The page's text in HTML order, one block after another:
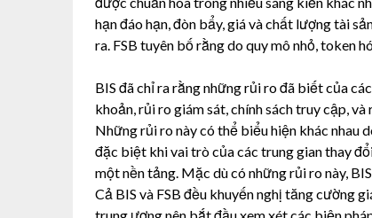
hạn đáo hạn, đòn bẩy, giá và chất lượng tài
ra. FSB tuyên bố rằng do quy mô nhỏ, token
BIS đã chỉ ra rằng những rủi ro đã biết của
khoản, rủi ro giám sát, chính sách truy cập,
Những rủi ro này có thể biểu hiện khác nhau
đặc biệt khi vai trò của các trung gian thay
một nền tảng. Mặc dù có những rủi ro này,
Cả BIS và FSB đều khuyến nghị tăng cường